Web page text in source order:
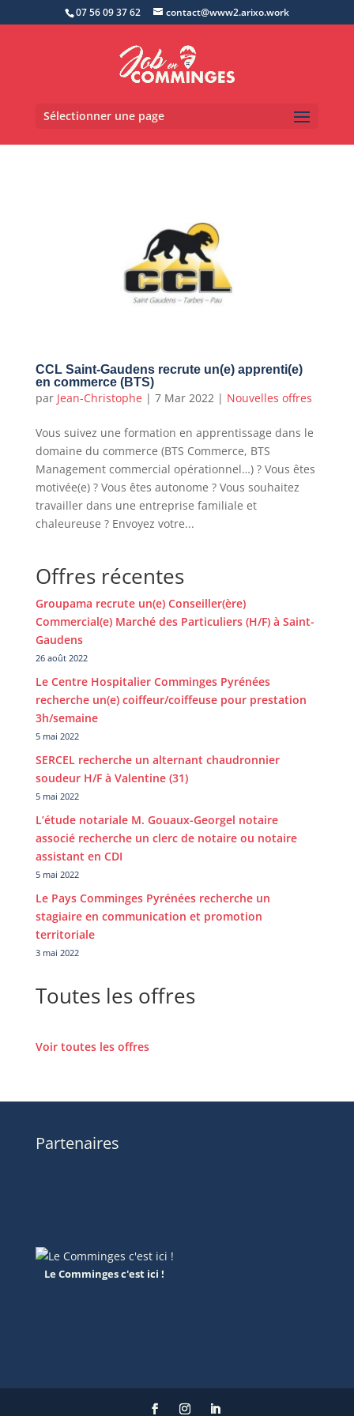
07 56 09 37 62 contact@www2.arixo.work
Sélectionner une page
CCL Saint-Gaudens recrute un(e) apprenti(e)
en commerce (BTS)
par Jean-Christophe | 7 Mar 2022| Nouvelles offres
Vous suivez une formation en apprentissage dans le
domaine du commerce (BTS Commerce, BTS
Management commercial opérationnel…) ? Vous êtes
motivée(e) ? Vous êtes autonome ? Vous souhaitez
travailler dans une entreprise familiale et
chaleureuse ? Envoyez votre...
Offres récentes
Groupama recrute un(e) Conseiller(ère)
Commercial(e) Marché des Particuliers (H/F) à Saint-
Gaudens
26 août 2022
Le Centre Hospitalier Comminges Pyrénées
recherche un(e) coiffeur/coiffeuse pour prestation
3h/semaine
5 mai 2022
SERCEL recherche un alternant chaudronnier
soudeur H/F à Valentine (31)
5 mai 2022
L’étude notariale M. Gouaux-Georgel notaire
associé recherche un clerc de notaire ou notaire
assistant en CDI
5 mai 2022
Le Pays Comminges Pyrénées recherche un
stagiaire en communication et promotion
territoriale
3 mai 2022
Toutes les offres
Voir toutes les offres
Partenaires
Le Comminges c'est ici !